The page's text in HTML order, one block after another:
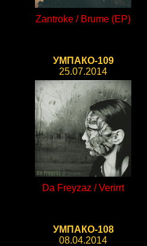
Zantroke / Brume (EP)
УМПАКО-109
25.07.2014
Da Freyzaz / Verirrt
УМПАКО-108
08.04.2014